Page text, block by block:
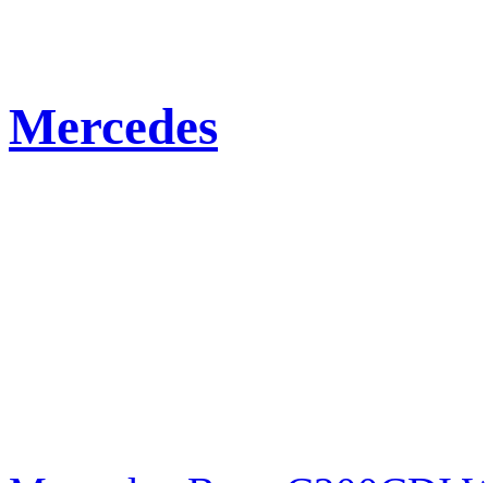
Mercedes